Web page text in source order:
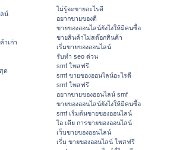
ลน์
าเก่า
ด
ไม่รู้จะขายอะไรดี
อยากขายของดี
ขายของออนไลน์ยังไงให้มีคนซื้อ
ขายสินค้าไม่สต๊อกสินค้า
เริ่มขายของออนไลน์
รับทำ seo ด่วน
smf โพสฟรี
smf ขายของออนไลน์อะไรดี
smf โพสฟรี
อยากขายของออนไลน์ smf
ขายของออนไลน์ยังไงให้มีคนซื้อ
smf เริ่มต้นขายของออนไลน์
ไอ เดีย การขายของออนไลน์
เว็บขายของออนไลน์
เริ่ม ขายของออนไลน์ โพสฟรี